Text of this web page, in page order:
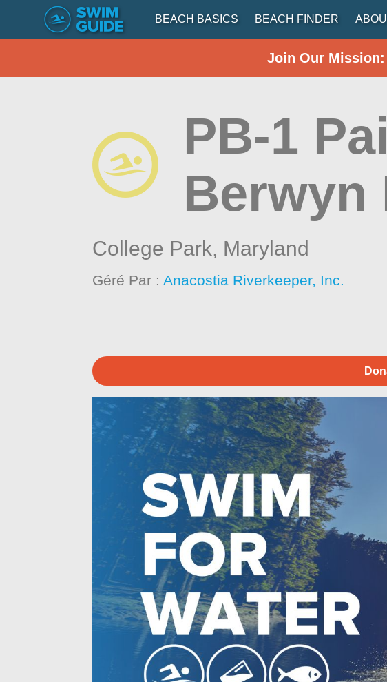
BEACH BASICS BEACH FINDER
Join Our Mission:
PB-1
Berwyn
College Park, Maryland
Géré Par :Anacostia Riverkeeper, Inc.